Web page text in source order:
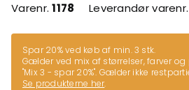
Varenr.1178 Leverandør varenr.
Spar 20% ved køb af min. 3 stk.
Gælder ved mix af størrelser, farver
"Mix 3 - spar 20%". Gælder ikke
Se produkterne her.